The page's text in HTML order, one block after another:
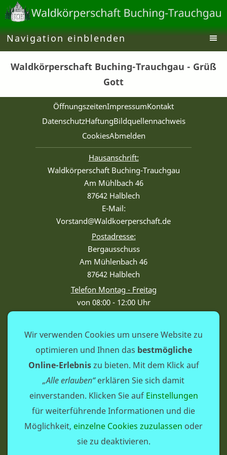
Navigation einblenden
Waldkörperschaft Buching-Trauchgau - Grüß
Gott
ÖffnungszeitenImpressumKontakt
DatenschutzHaftungBildquellennachweis
CookiesAbmelden
Hausanschrift:
Waldkörperschaft Buching-Trauchgau
Am Mühlbach 46
87642 Halblech
E-Mail:
Vorstand@Waldkoerperschaft.de
Postadresse:
Bergausschuss
Am Mühlenbach 46
87642 Halblech
Telefon Montag - Freitag
von 08:00 - 12:00 Uhr
Tel.: +49 8368 913944
Sprechstunde:
Aktuell findet keine
Vorstandsprechstunde statt
Bürozeit Montag - Freitag
von 08:00 - 12:00 Uhr
Tel. +49 8368 913944
Wir verwenden Cookies um unsere Website zu
optimieren und Ihnen das bestmögliche
Online-Erlebniszu bieten. Mit dem Klick auf
„Alle erlauben“erklären Sie sich damit
einverstanden. Klicken Sie auf Einstellungen
für weiterführende Informationen und die
Möglichkeit, einzelne Cookies zuzulassen oder
sie zu deaktivieren.